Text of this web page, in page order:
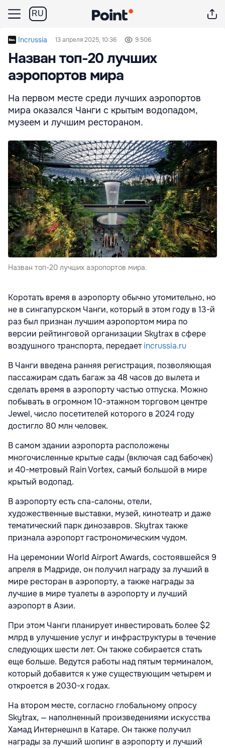
RU
Incrussia 13 апреля 2025, 10:36 9 506
Назван топ-20 лучших
аэропортов мира
На первом месте среди лучших аэропортов
мира оказался Чанги с крытым водопадом,
музеем и лучшим рестораном.
Назван топ-20 лучших аэропортов мира.
Коротать время в аэропорту обычно утомительно, но
не в сингапурском Чанги, который в этом году в 13-й
раз был признан лучшим аэропортом мира по
версии рейтинговой организации Skytrax в сфере
воздушного транспорта, передаетincrussia.ru
В Чанги введена ранняя регистрация, позволяющая
пассажирам сдать багаж за 48 часов до вылета и
сделать время в аэропорту частью отпуска. Можно
побывать в огромном 10-этажном торговом центре
Jewel, число посетителей которого в 2024 году
достигло 80 млн человек.
В самом здании аэропорта расположены
многочисленные крытые сады (включая сад бабочек)
и 40-метровый Rain Vortex, самый большой в мире
крытый водопад.
В аэропорту есть спа-салоны, отели,
художественные выставки, музей, кинотеатр и даже
тематический парк динозавров. Skytrax также
признала аэропорт гастрономическим чудом.
На церемонии World Airport Awards, состоявшейся 9
апреля в Мадриде, он получил награду за лучший в
мире ресторан в аэропорту, а также награды за
лучшие в мире туалеты в аэропорту и лучший
аэропорт в Азии.
При этом Чанги планирует инвестировать более $2
млрд в улучшение услуг и инфраструктуры в течение
следующих шести лет. Он также собирается стать
еще больше. Ведутся работы над пятым терминалом,
который добавится к уже существующим четырем и
откроется в 2030-х годах.
На втором месте, согласно глобальному опросу
Skytrax, — наполненный произведениями искусства
Хамад Интернешнл в Катаре. Он также получил
награды за лучший шопинг в аэропорту и лучший